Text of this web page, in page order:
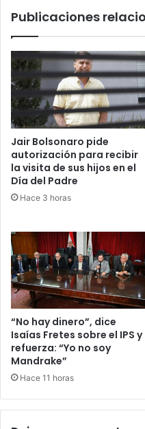
Publicaciones
Jair Bolsonaro pide
autorización para recibir
la visita de sus hijos en el
Día del Padre
Hace 3 horas
“No hay dinero”, dice
Isaías Fretes sobre el IPS y
refuerza: “Yo no soy
Mandrake”
Hace 11 horas